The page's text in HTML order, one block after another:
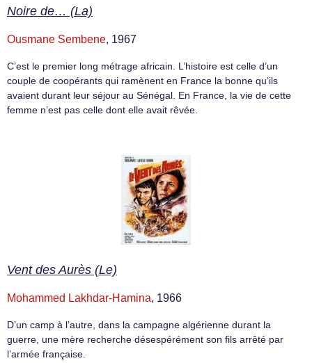
Noire de… (La)
Ousmane Sembene, 1967
C’est le premier long métrage africain. L’histoire est celle d’un
couple de coopérants qui ramènent en France la bonne qu’ils
avaient durant leur séjour au Sénégal. En France, la vie de cette
femme n’est pas celle dont elle avait rêvée.
Vent des Aurès (Le)
Mohammed Lakhdar-Hamina, 1966
D’un camp à l’autre, dans la campagne algérienne durant la
guerre, une mère recherche désespérément son fils arrêté par
l’armée française.